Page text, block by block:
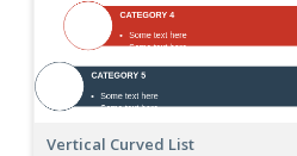
Vertical Curved List